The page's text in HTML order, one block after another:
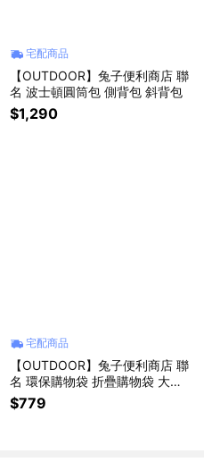
宅配商品
【OUTDOOR】兔子便利商店 聯
名 波士頓圓筒包 側背包 斜背包
$1,290
宅配商品
【OUTDOOR】兔子便利商店 聯
名 環保購物袋 折疊購物袋 大容
量 輕量環保袋 淺藍色
$779